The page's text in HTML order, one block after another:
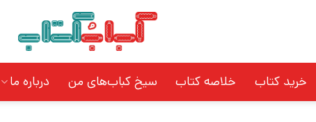
خرید کتاب خلاصه کتاب سیخ کباب‌های من درباره ما